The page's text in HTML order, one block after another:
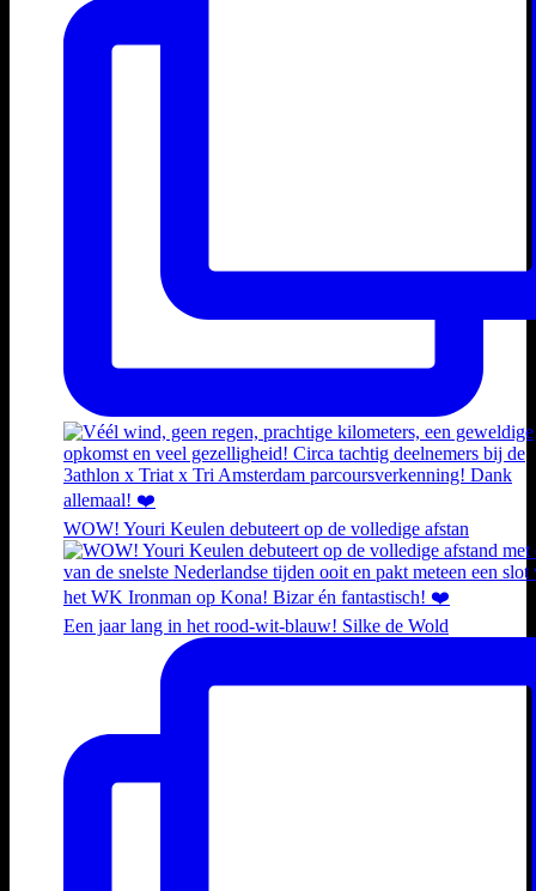
WOW! Youri Keulen debuteert op de volledige afstan
Een jaar lang in het rood-wit-blauw! Silke de Wold